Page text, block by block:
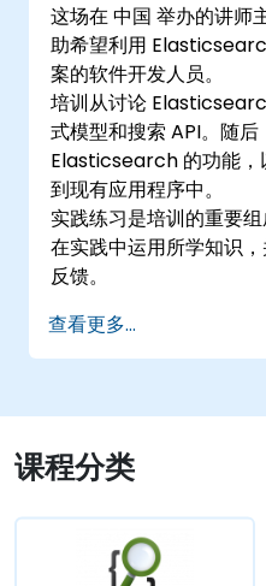
这场在 中国 举办的讲师
助希望利用
案的软件开发人员。
培训从讨论
式模型和搜索 API。随
Elasticsearch 的功能，
到现有应用程序中。
实践练习是培训的重要
在实践中运用所学知识
反馈。
查看更多...
课程分类